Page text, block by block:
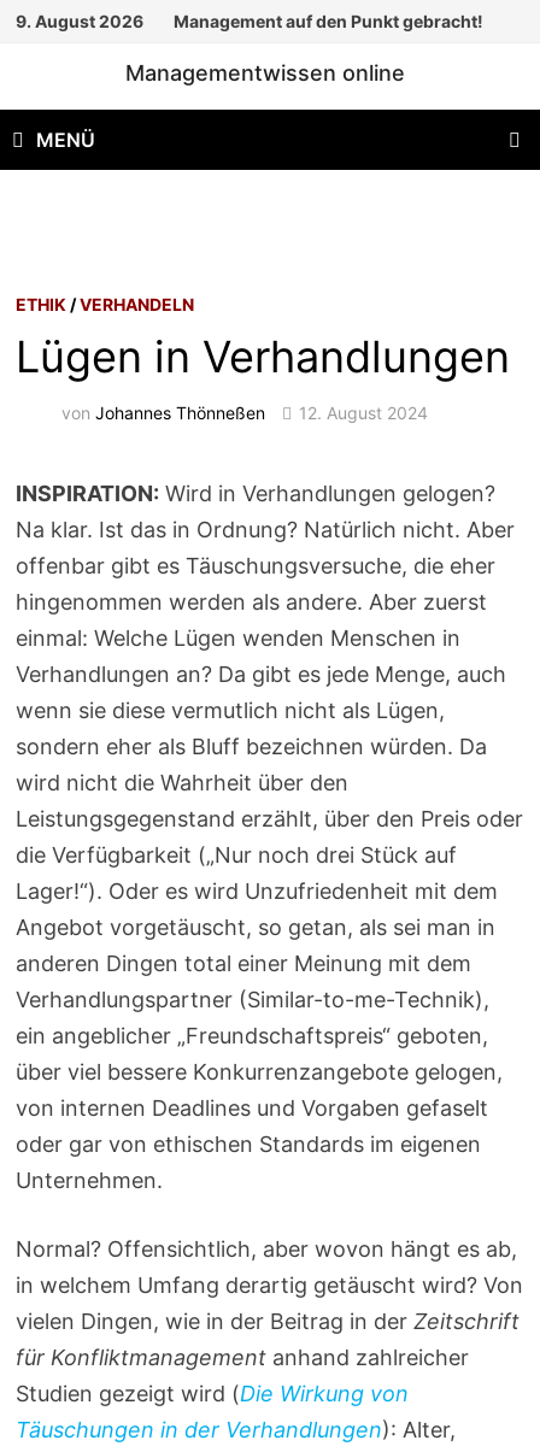
Zum
9. August 2026 Management auf den Punkt gebracht!
Managementwissen online
MENÜ
ETHIK /VERHANDELN
Lügen in Verhandlungen
vonJohannes Thönneßen 12. August 2024
INSPIRATION: Wird in Verhandlungen gelogen?
Na klar. Ist das in Ordnung? Natürlich nicht. Aber
offenbar gibt es Täuschungsversuche, die eher
hingenommen werden als andere. Aber zuerst
einmal: Welche Lügen wenden Menschen in
Verhandlungen an? Da gibt es jede Menge, auch
wenn sie diese vermutlich nicht als Lügen,
sondern eher als Bluff bezeichnen würden. Da
wird nicht die Wahrheit über den
Leistungsgegenstand erzählt, über den Preis oder
die Verfügbarkeit („Nur noch drei Stück auf
Lager!“). Oder es wird Unzufriedenheit mit dem
Angebot vorgetäuscht, so getan, als sei man in
anderen Dingen total einer Meinung mit dem
Verhandlungspartner (Similar-to-me-Technik),
ein angeblicher „Freundschaftspreis“ geboten,
über viel bessere Konkurrenzangebote gelogen,
von internen Deadlines und Vorgaben gefaselt
oder gar von ethischen Standards im eigenen
Unternehmen.
Normal? Offensichtlich, aber wovon hängt es ab,
in welchem Umfang derartig getäuscht wird? Von
vielen Dingen, wie in der Beitrag in derZeitschrift
für Konfliktmanagement anhand zahlreicher
Studien gezeigt wird (Die Wirkung von
Täuschungen in der Verhandlungen): Alter,